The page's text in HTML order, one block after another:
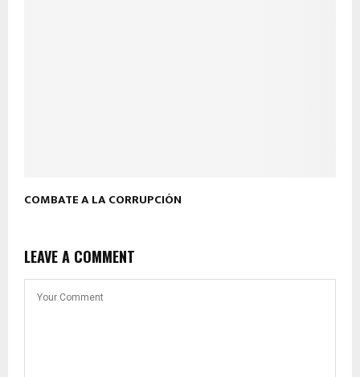
COMBATE A LA CORRUPCIÓN
LEAVE A COMMENT